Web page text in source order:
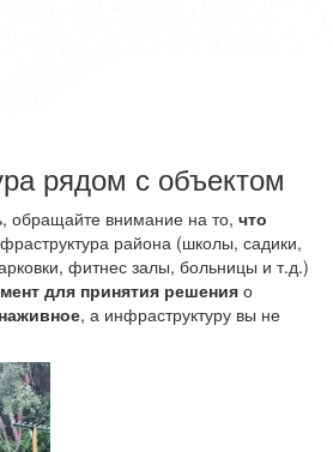
рядом с объектом
обращайте внимание на то, что
района (школы, садики,
фитнес залы, больницы и т.д.)
для принятия решения о
, а инфраструктуру вы не